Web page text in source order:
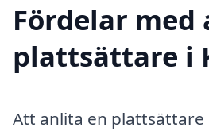
Fördelar
plattsättare i
Att anlita en plattsättare